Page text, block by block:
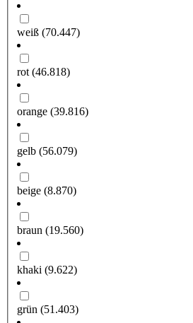
weiß (70.447)
rot (46.818)
orange (39.816)
gelb (56.079)
beige (8.870)
braun (19.560)
khaki (9.622)
grün (51.403)